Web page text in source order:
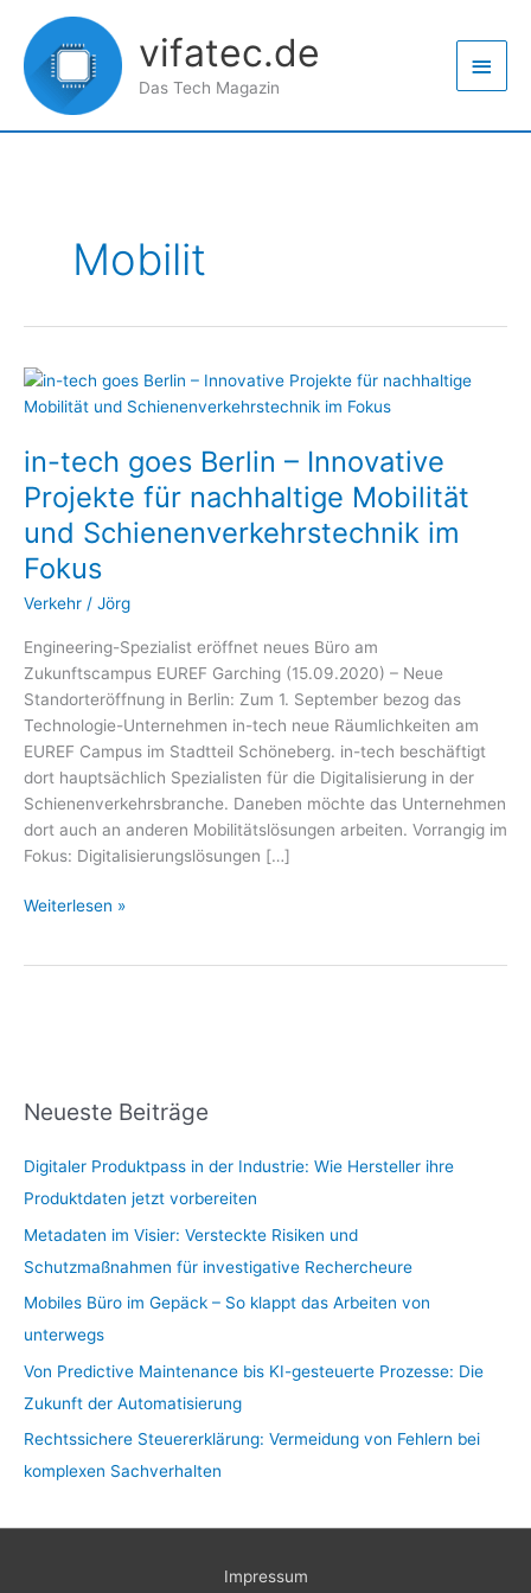
Inhalt
springen
vifatec.de
Das Tech Magazin
Mobilit
in-tech goes Berlin – Innovative
Projekte für nachhaltige Mobilität
und Schienenverkehrstechnik im
Fokus
Verkehr / Jörg
Engineering-Spezialist eröffnet neues Büro am
Zukunftscampus EUREF Garching (15.09.2020) – Neue
Standorteröffnung in Berlin: Zum 1. September bezog das
Technologie-Unternehmen in-tech neue Räumlichkeiten am
EUREF Campus im Stadtteil Schöneberg. in-tech beschäftigt
dort hauptsächlich Spezialisten für die Digitalisierung in der
Schienenverkehrsbranche. Daneben möchte das Unternehmen
dort auch an anderen Mobilitätslösungen arbeiten. Vorrangig im
Fokus: Digitalisierungslösungen […]
in-
tech
Berlin
–
Innovative
Projekte
für
Mobilität
und
Schienenverkehrstechnik
im
Fokus
Weiterlesen »
Neueste Beiträge
Digitaler Produktpass in der Industrie: Wie Hersteller ihre
Produktdaten jetzt vorbereiten
Metadaten im Visier: Versteckte Risiken und
Schutzmaßnahmen für investigative Rechercheure
Mobiles Büro im Gepäck – So klappt das Arbeiten von
unterwegs
Von Predictive Maintenance bis KI-gesteuerte Prozesse: Die
Zukunft der Automatisierung
Rechtssichere Steuererklärung: Vermeidung von Fehlern bei
komplexen Sachverhalten
Impressum